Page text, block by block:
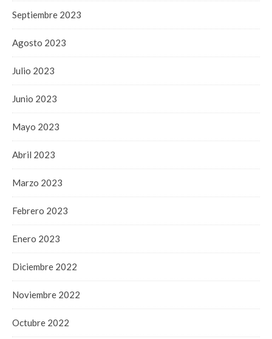
Septiembre 2023
Agosto 2023
Julio 2023
Junio 2023
Mayo 2023
Abril 2023
Marzo 2023
Febrero 2023
Enero 2023
Diciembre 2022
Noviembre 2022
Octubre 2022